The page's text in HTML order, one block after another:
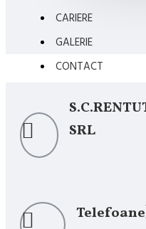
CARIERE
GALERIE
CONTACT
SRL
Telefoane